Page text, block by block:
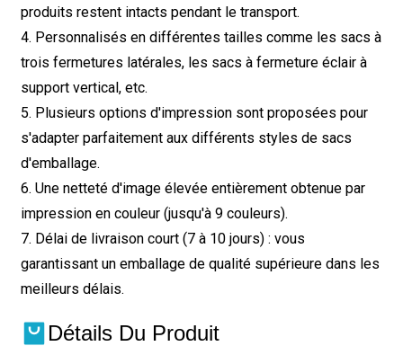
produits restent intacts pendant le transport.
4. Personnalisés en différentes tailles comme les sacs à
trois fermetures latérales, les sacs à fermeture éclair à
support vertical, etc.
5. Plusieurs options d'impression sont proposées pour
s'adapter parfaitement aux différents styles de sacs
d'emballage.
6. Une netteté d'image élevée entièrement obtenue par
impression en couleur (jusqu'à 9 couleurs).
7. Délai de livraison court (7 à 10 jours) : vous
garantissant un emballage de qualité supérieure dans les
meilleurs délais.
Détails Du Produit